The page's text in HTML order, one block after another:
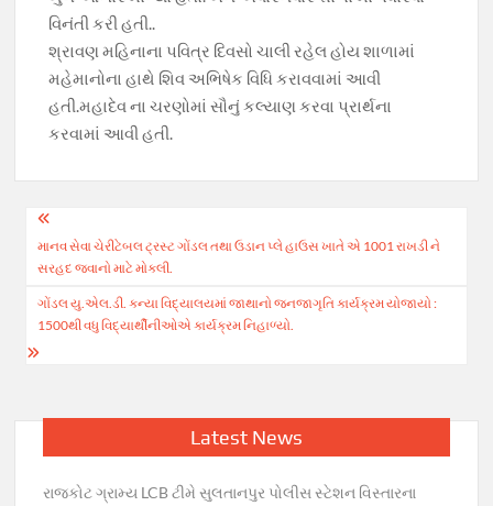
વિનંતી કરી હતી..
શ્રાવણ મહિનાના પવિત્ર દિવસો ચાલી રહેલ હોય શાળામાં
મહેમાનોના હાથે શિવ અભિષેક વિધિ કરાવવામાં આવી
હતી.મહાદેવ ના ચરણોમાં સૌનું કલ્યાણ કરવા પ્રાર્થના
કરવામાં આવી હતી.
Post
navigation
માનવ સેવા ચેરીટેબલ ટ્રસ્ટ ગોંડલ તથા ઉડાન પ્લે હાઉસ ખાતે એ 1001 રાખડી ને
સરહદ જવાનો માટે મોકલી.
ગોંડલ યુ.એલ.ડી. કન્યા વિદ્યાલયમાં જાથાનો જનજાગૃતિ કાર્યક્રમ યોજાયો :
1500થી વધુ વિદ્યાર્થીનીઓએ કાર્યક્રમ નિહાળ્યો.
Latest News
રાજકોટ ગ્રામ્ય LCB ટીમે સુલતાનપુર પોલીસ સ્ટેશન વિસ્તારના